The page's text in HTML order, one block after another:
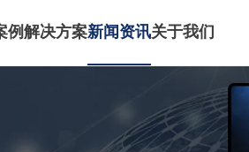
例解决方案新闻资讯关于我们